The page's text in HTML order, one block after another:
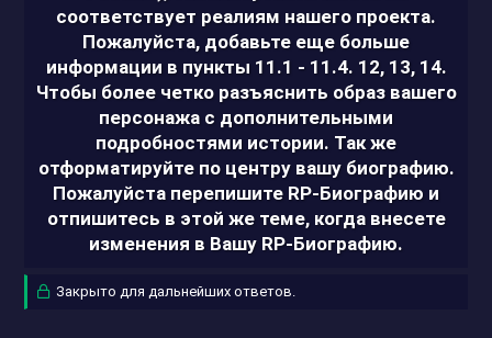
соответствует реалиям нашего проекта.
Пожалуйста, добавьте еще больше
информации в пункты 11.1 - 11.4. 12, 13, 14.
Чтобы более четко разъяснить образ вашего
персонажа с дополнительными
подробностями истории. Так же
отформатируйте по центру вашу биографию.
Пожалуйста перепишите RP-Биографию и
отпишитесь в этой же теме, когда внесете
изменения в Вашу RP-Биографию.
Закрыто для дальнейших ответов.